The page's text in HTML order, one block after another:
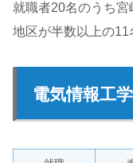
就職者20名のうち
地区が半数以上の11
電気情報工